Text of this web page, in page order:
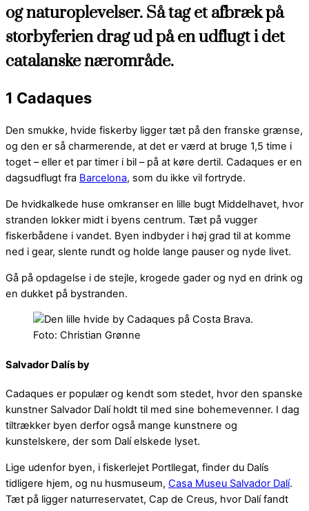
og naturoplevelser. Så tag et afbræk på
storbyferien drag ud på en udflugt i det
catalanske nærområde.
1 Cadaques
Den smukke, hvide fiskerby ligger tæt på den franske grænse,
og den er så charmerende, at det er værd at bruge 1,5 time i
toget – eller et par timer i bil – på at køre dertil. Cadaques er en
dagsudflugt fra Barcelona, som du ikke vil fortryde.
De hvidkalkede huse omkranser en lille bugt Middelhavet, hvor
stranden lokker midt i byens centrum. Tæt på vugger
fiskerbådene i vandet. Byen indbyder i høj grad til at komme
ned i gear, slente rundt og holde lange pauser og nyde livet.
Gå på opdagelse i de stejle, krogede gader og nyd en drink og
en dukket på bystranden.
Foto: Christian Grønne
Salvador Dalís by
Cadaques er populær og kendt som stedet, hvor den spanske
kunstner Salvador Dalí holdt til med sine bohemevenner. I dag
tiltrækker byen derfor også mange kunstnere og
kunstelskere, der som Dalí elskede lyset.
Lige udenfor byen, i fiskerlejet Portllegat, finder du Dalís
tidligere hjem, og nu husmuseum, Casa Museu Salvador Dalí.
Tæt på ligger naturreservatet, Cap de Creus, hvor Dalí fandt